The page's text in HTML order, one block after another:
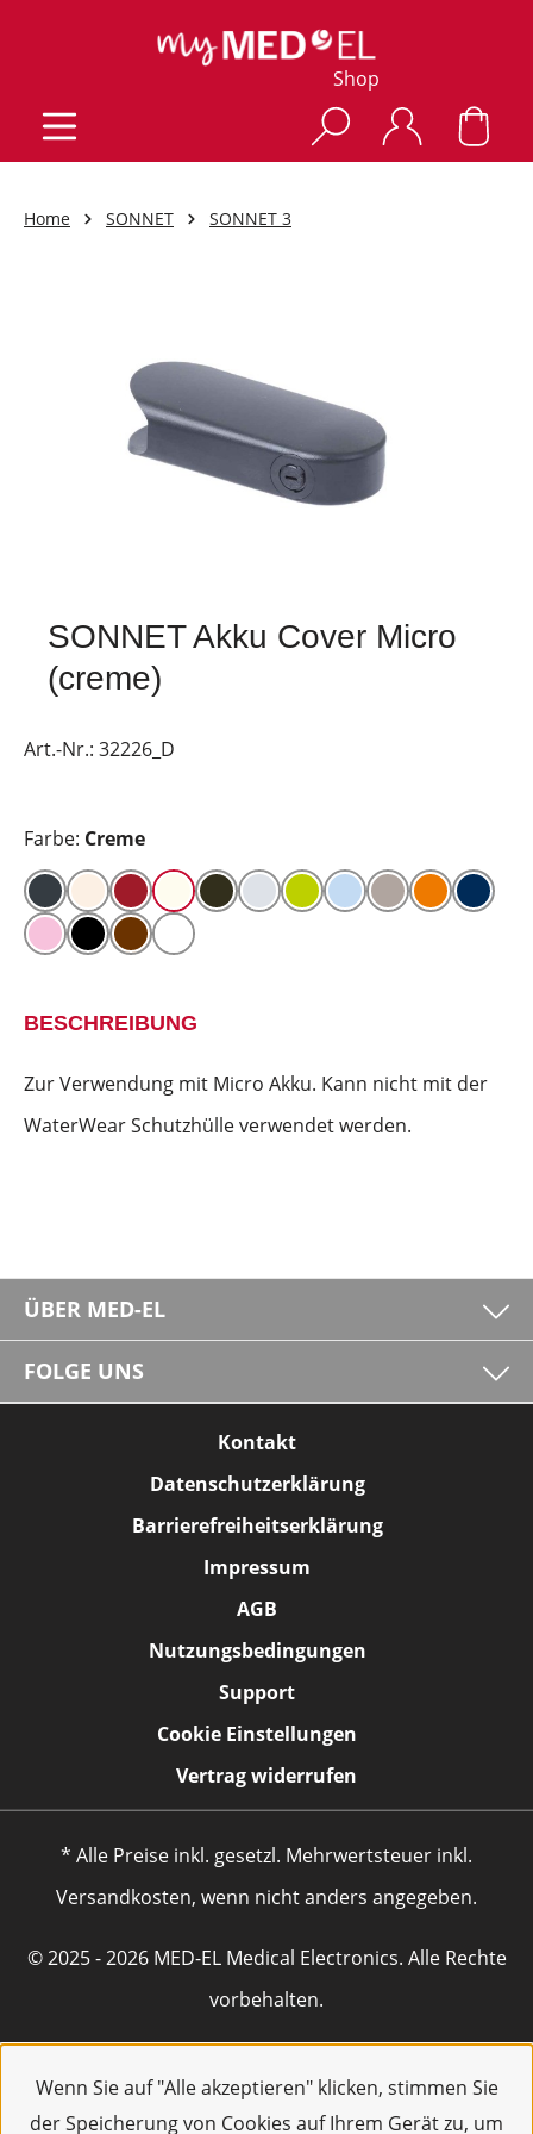
Wenn Sie auf "Alle akzeptieren" klicken, stimmen Sie
der Speicherung von Cookies auf Ihrem Gerät zu, um
Shop
Home SONNET SONNET 3
SONNET Akku Cover Micro
(creme)
Art.-Nr.: 32226_D
Farbe: Creme
BESCHREIBUNG
Zur Verwendung mit Micro Akku. Kann nicht mit der
WaterWear Schutzhülle verwendet werden.
ÜBER MED-EL
FOLGE UNS
Kontakt
Datenschutzerklärung
Barrierefreiheitserklärung
Impressum
AGB
Nutzungsbedingungen
Support
Cookie Einstellungen
Vertrag widerrufen
* Alle Preise inkl. gesetzl. Mehrwertsteuer inkl.
Versandkosten, wenn nicht anders angegeben.
© 2025 - 2026 MED-EL Medical Electronics. Alle Rechte
vorbehalten.